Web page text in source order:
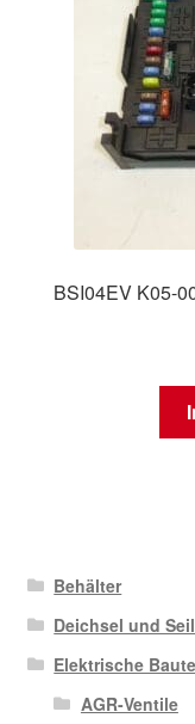
BSI04EV K05-
Behälter
Deichsel und
Elektrische
AGR-Ventile